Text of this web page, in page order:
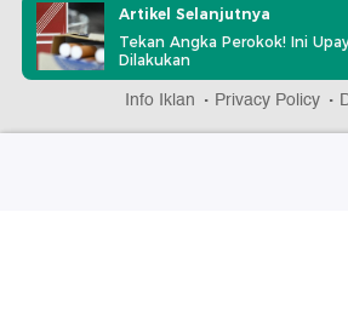
part of
Redaksi Pedoman Media Siber
Info Iklan
Privacy Policy
Artikel Selanjutnya
Tekan Angka Perokok! Ini
Dilakukan